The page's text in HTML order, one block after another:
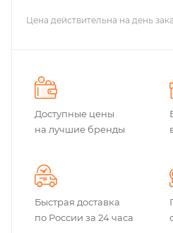
Цена действительна на день
Доступные цены
на лучшие бренды
Быстрая доставка
по России за 24 часа